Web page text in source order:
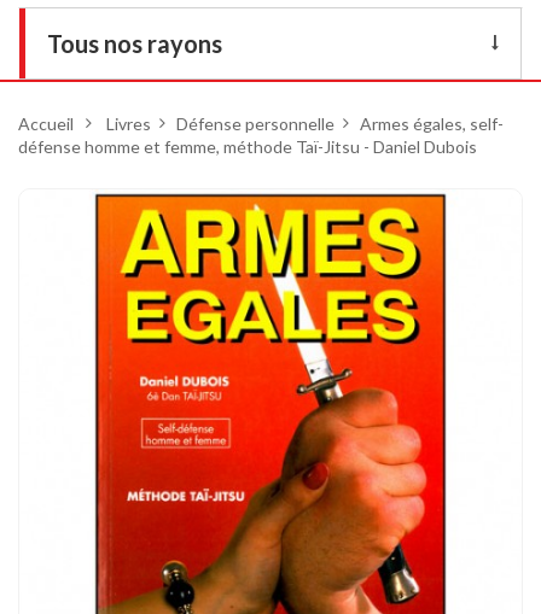
Tous nos rayons
DVD
Armes
Tenues
Chaussures
Protections
Cible de frappe
Condition physique
Décoration
navigation
Accueil > Livres > Défense personnelle > Armes égales, self-
défense homme et femme, méthode Taï-Jitsu - Daniel Dubois